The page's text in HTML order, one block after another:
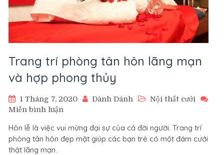
Trang trí phòng tân hôn lãng mạn
và hợp phong thủy
1 Tháng 7, 2020 Dành Dánh
Nội thất cưới
Miễn bình luận
trí
phòng
Hôn lễ là việc vui mừng đại sự của cả đời người. Trang trí
phòng tân hôn đẹp mặt giúp các bạn trẻ có một đám cưới
thật lãng mạn.